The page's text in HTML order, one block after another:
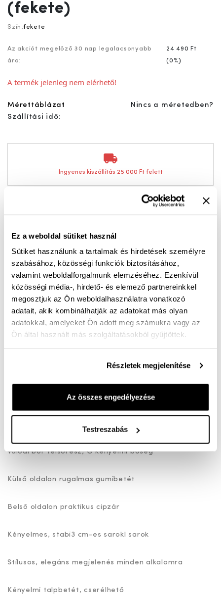
Ez a weboldal sütiket használ
Sütiket használunk a tartalmak és hirdetések személyre
szabásához, közösségi funkciók biztosításához,
valamint weboldalforgalmunk elemzéséhez. Ezenkívül
közösségi média-, hirdető- és elemező partnereinkkel
megosztjuk az Ön weboldalhasználatra vonatkozó
adatait, akik kombinálhatják az adatokat más olyan
adatokkal, amelyeket Ön adott meg számukra vagy az
Ön által használt más szolgáltatásokból gyűjtöttek.
Részletek megjelenítése
Az összes engedélyezése
Testreszabás
(fekete)
Szín:fekete
Az akciót megelőző 30 nap legalacsonyabb
ára:
24 490 Ft
(0%)
A termék jelenleg nem elérhető!
Mérettáblázat
Nincs a méretedben?
Szállítási idő:
Ingyenes kiszállítás 25 000 Ft felett
Oxford bőr női bokacipő – elegancia és kényelem
bokacipővel! A minőségi, valódi bőr felsőrész elegáns
megjelenést és tartósságot biztosít, míg a külső oldali
gumibetét kényelmes illeszkedést és könnyed
mozgást tesz lehetővé. A belső oldali cipzár gyors és
egyszerű felvételt garantál, így ideális választás a
rohanós hétköznapokra is.
A letisztult vonalvezetés és a finom részletek modern,
mégis klasszikus megjelenést kölcsönöznek, amely
tökéletesen illik mind irodai, mind hétvégi szettekhez.
Valódi bőr felsőrész, G kényelmi bőség
Külső oldalon rugalmas gumibetét
Belső oldalon praktikus cipzár
Kényelmes, stabi3 cm-es sarokl sarok
Stílusos, elegáns megjelenés minden alkalomra
Kényelmi talpbetét, cserélhető